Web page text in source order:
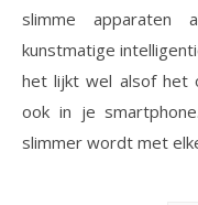
slimme apparaten
kunstmatige
het lijkt wel alsof het
ook in je
slimmer wordt met